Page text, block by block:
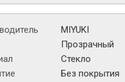
MIYUKI
Прозрачный
Стекло
Без покрытия